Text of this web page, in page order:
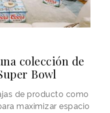
colección de
Bowl
de producto como
maximizar espacio